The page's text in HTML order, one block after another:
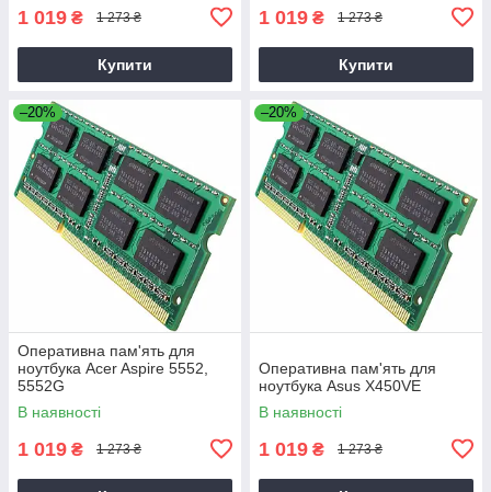
1 019 ₴ 1 273 ₴
Купити
1 019 ₴ 1 273 ₴
Купити
–20%
Оперативна пам'ять для
ноутбука Acer Aspire 5552,
5552G
В наявності
1 019 ₴ 1 273 ₴
–20%
Оперативна пам'ять для
ноутбука Asus X450VE
В наявності
1 019 ₴ 1 273 ₴